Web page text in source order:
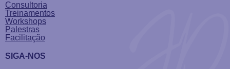
Consultoria
Treinamentos
Workshops
Palestras
Facilitação
SIGA-NOS